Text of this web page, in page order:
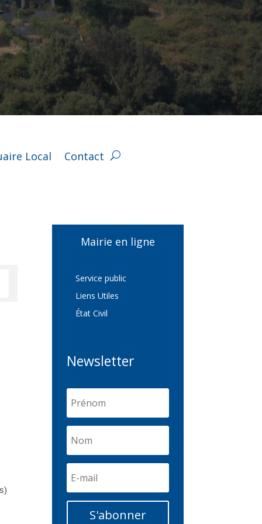
Local Contact
Mairie en ligne
Service public
Liens Utiles
État Civil
Newsletter
S'abonner